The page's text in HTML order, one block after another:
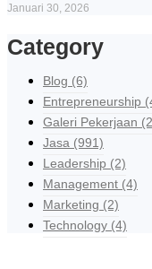
Januari 30, 2026
Category
Blog (6)
Entrepreneurship
Galeri Pekerjaan
Jasa (991)
Leadership (2)
Management (4)
Marketing (2)
Technology (4)